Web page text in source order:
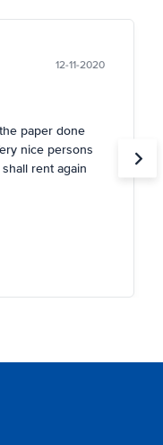
12-11-2020
paper done
nice persons
rent again